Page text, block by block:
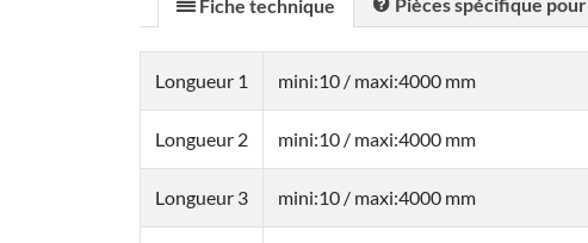
Fiche technique
Longueur 1 mini:10 / maxi:4000 mm
Longueur 2 mini:10 / maxi:4000 mm
Longueur 3 mini:10 / maxi:4000 mm